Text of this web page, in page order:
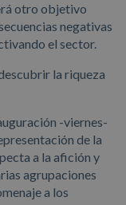
otro objetivo
negativas
el sector.
la riqueza
-viernes-
de la
a la afición y
agrupaciones
a los